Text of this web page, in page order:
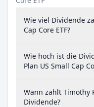
Wie viel Dividende
Cap Core ETF?
Wie hoch ist die
Plan US Small Cap
Wann zahlt Timothy
Dividende?